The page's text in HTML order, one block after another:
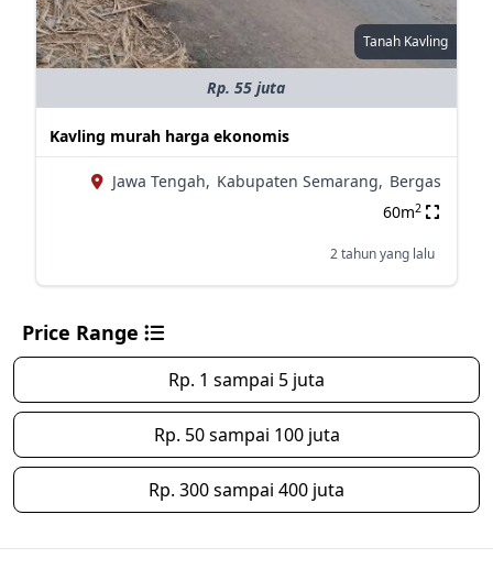
Tanah Kavling
Rp. 55 juta
Kavling murah harga ekonomis
Jawa Tengah, Kabupaten Semarang, Bergas
60m2
2 tahun yang lalu
Price Range
Rp. 1 sampai 5 juta
Rp. 50 sampai 100 juta
Rp. 300 sampai 400 juta